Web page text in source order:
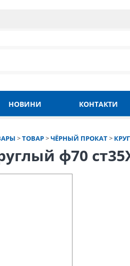
НОВИНИ КОНТАКТИ
>ТОВАР>ЧЁРНЫЙ ПРОКАТ> КРУГ
ф70